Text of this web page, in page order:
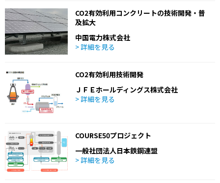
CO2有効利用コンクリートの技術開発・普
及拡大
中国電力株式会社
> 詳細を見る
CO2有効利用技術開発
ＪＦＥホールディングス株式会社
> 詳細を見る
COURSE50プロジェクト
一般社団法人日本鉄鋼連盟
> 詳細を見る